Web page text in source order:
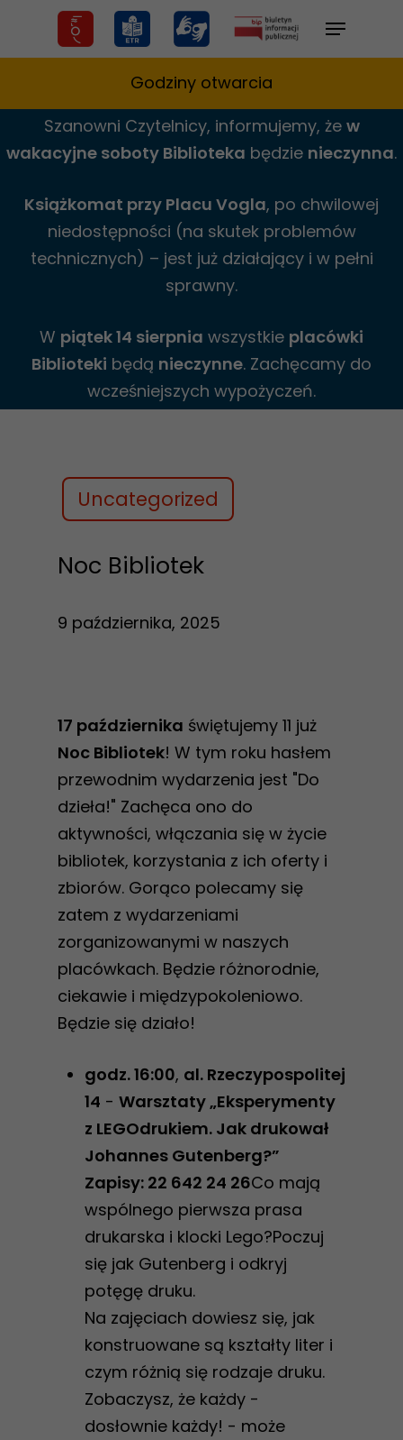
Menu
Godziny otwarcia
Szanowni Czytelnicy, informujemy, że w
wakacyjne soboty Biblioteka będzie nieczynna.
Książkomat przy Placu Vogla, po chwilowej
niedostępności (na skutek problemów
technicznych) – jest już działający i w pełni
sprawny.
W piątek 14 sierpnia wszystkie placówki
Biblioteki będą nieczynne. Zachęcamy do
wcześniejszych wypożyczeń.
Uncategorized
Noc Bibliotek
9 października, 2025
17 października świętujemy 11 już
Noc Bibliotek! W tym roku hasłem
przewodnim wydarzenia jest "Do
dzieła!" Zachęca ono do
aktywności, włączania się w życie
bibliotek, korzystania z ich oferty i
zbiorów. Gorąco polecamy się
zatem z wydarzeniami
zorganizowanymi w naszych
placówkach. Będzie różnorodnie,
ciekawie i międzypokoleniowo.
Będzie się działo!
godz. 16:00, al. Rzeczypospolitej
14 - Warsztaty „Eksperymenty
z LEGOdrukiem. Jak drukował
Johannes Gutenberg?”
Zapisy: 22 642 24 26Co mają
wspólnego pierwsza prasa
drukarska i klocki Lego?Poczuj
się jak Gutenberg i odkryj
potęgę druku.
Na zajęciach dowiesz się, jak
konstruowane są kształty liter i
czym różnią się rodzaje druku.
Zobaczysz, że każdy -
dosłownie każdy! - może